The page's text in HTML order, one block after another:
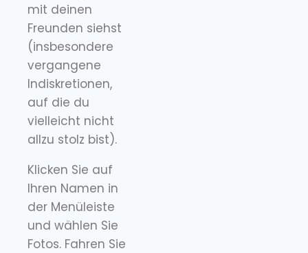
mit deinen
Freunden siehst
(insbesondere
vergangene
Indiskretionen,
auf die du
vielleicht nicht
allzu stolz bist).
Klicken Sie auf
Ihren Namen in
der Menüleiste
und wählen Sie
Fotos. Fahren Sie